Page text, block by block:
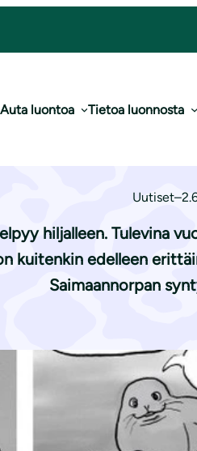
Auta luontoa Tietoa luonnosta
Uutiset–
hiljalleen. Tulevina
kuitenkin edelleen
Saimaannorpan